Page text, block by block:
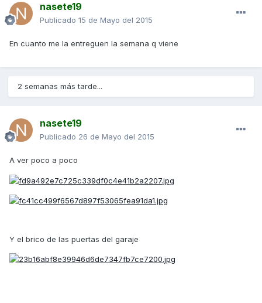
nasete19
Publicado 15 de Mayo del 2015
En cuanto me la entreguen la semana q viene
2 semanas más tarde...
nasete19
Publicado 26 de Mayo del 2015
A ver poco a poco
Y el brico de las puertas del garaje